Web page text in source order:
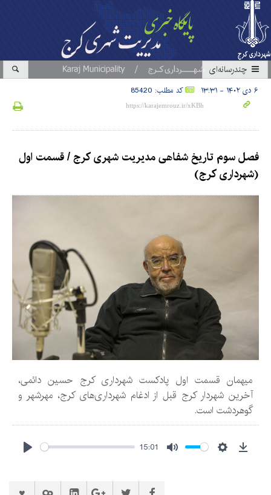
چندرسانه‌ای
۶ دی ۱۴۰۲ - ۱۳:۳۱ کد مطلب: 85420
فصل سوم تاریخ شفاهی مدیریت شهری کرج / قسمت اول
(شهرداری کرج)
میهمان قسمت اول پادکست شهرداری کرج حسین دائمی،
آخرین شهردار کرج قبل از ادغام شهرداری‌های کرج، مهرشهر و
گوهردشت است.
15:01